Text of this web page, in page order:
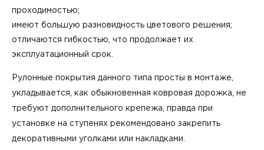
проходимостью;
имеют большую разновидность цветового решения;
отличаются гибкостью, что продолжает их
эксплуатационный срок.
Рулонные покрытия данного типа просты в монтаже,
укладывается, как обыкновенная ковровая дорожка, не
требуют дополнительного крепежа, правда при
установке на ступенях рекомендовано закрепить
декоративными уголками или накладками.